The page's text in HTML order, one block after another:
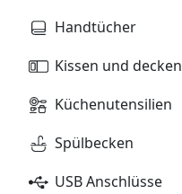
Handtücher
Kissen und decken
Küchenutensilien
Spülbecken
USB Anschlüsse